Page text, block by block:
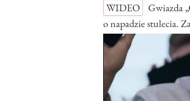
WIDEO
Gwiazda
o napadzie stulecia.